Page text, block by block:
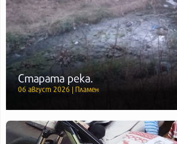
Старата река.
06 август 2026 | Пламен